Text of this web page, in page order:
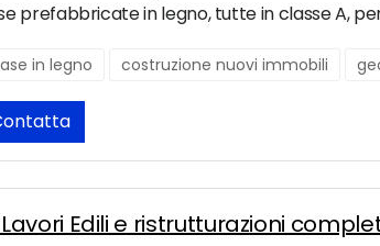
prefabbricate in legno, tutte in classe A,
in legno costruzione nuovi immobili
Lavori Edili e ristrutturazioni